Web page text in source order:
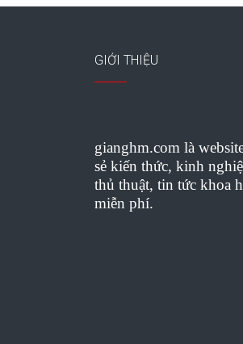
GIỚI THIỆU
gianghm.com là
sẻ kiến thức, kinh
thủ thuật, tin tức khoa
miễn phí.